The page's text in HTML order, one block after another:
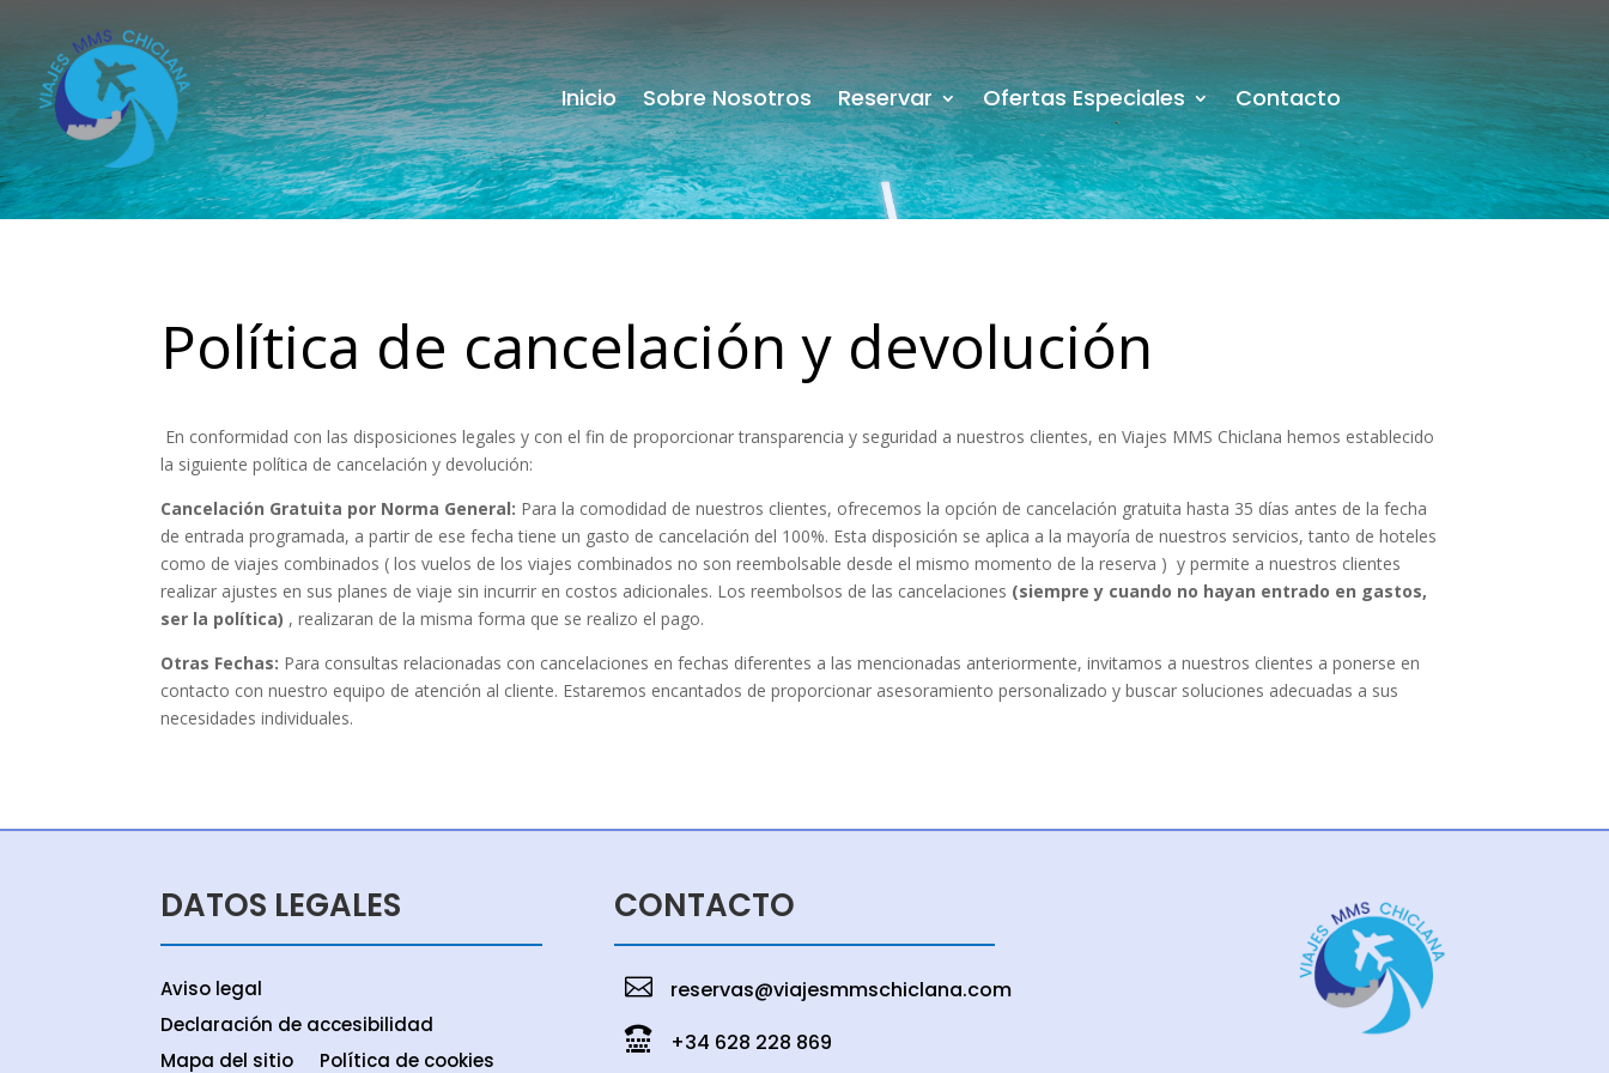
Inicio Sobre Nosotros Reservar Ofertas Especiales Contacto
Política de cancelación y devolución
En conformidad con las disposiciones legales y con el fin de proporcionar transparencia y seguridad a nuestros clientes, en Viajes MMS Chiclana hemos establecido
la siguiente política de cancelación y devolución:
Cancelación Gratuita por Norma General: Para la comodidad de nuestros clientes, ofrecemos la opción de cancelación gratuita hasta 35 días antes de la fecha
de entrada programada, a partir de ese fecha tiene un gasto de cancelación del 100%. Esta disposición se aplica a la mayoría de nuestros servicios, tanto de hoteles
como de viajes combinados ( los vuelos de los viajes combinados no son reembolsable desde el mismo momento de la reserva ) y permite a nuestros clientes
realizar ajustes en sus planes de viaje sin incurrir en costos adicionales. Los reembolsos de las cancelaciones (siempre y cuando no hayan entrado en gastos,
ser la política) , realizaran de la misma forma que se realizo el pago.
Otras Fechas: Para consultas relacionadas con cancelaciones en fechas diferentes a las mencionadas anteriormente, invitamos a nuestros clientes a ponerse en
contacto con nuestro equipo de atención al cliente. Estaremos encantados de proporcionar asesoramiento personalizado y buscar soluciones adecuadas a sus
necesidades individuales.
DATOS LEGALES
Aviso legal
Declaración de accesibilidad
Mapa del sitio
Política de cookies
CONTACTO

reservas@viajesmmschiclana.com

+34 628 228 869